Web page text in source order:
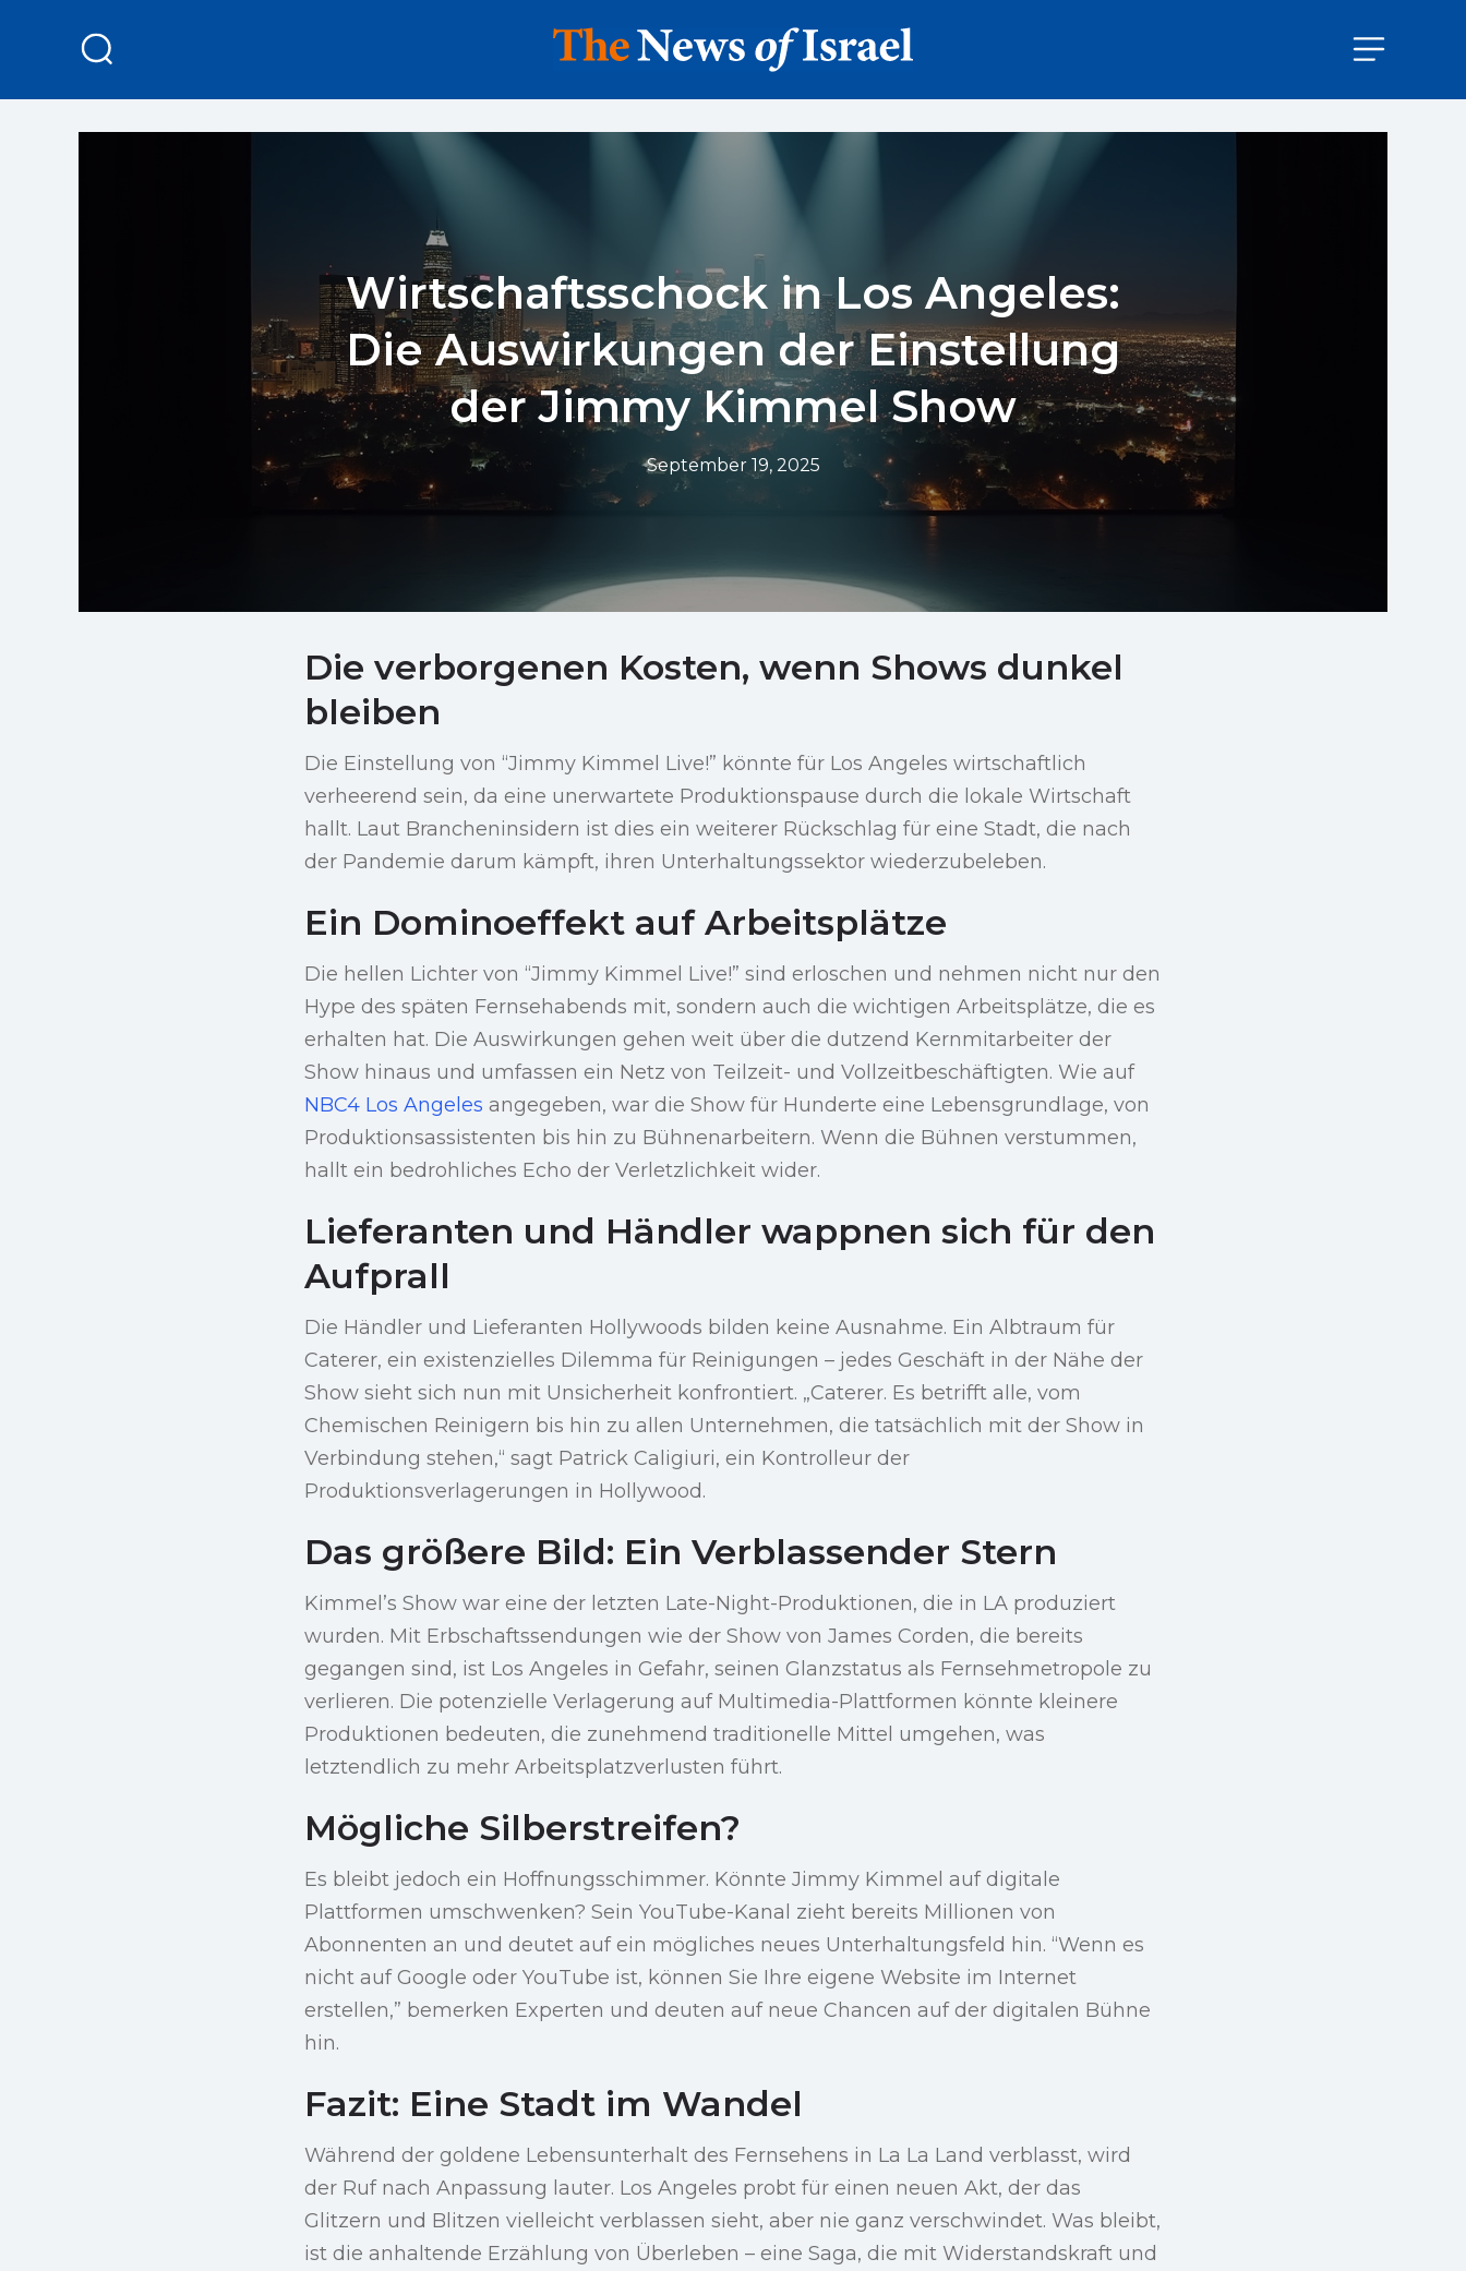
Wirtschaftsschock in Los Angeles:
Die Auswirkungen der Einstellung
der Jimmy Kimmel Show
September 19, 2025
Die verborgenen Kosten, wenn Shows dunkel
bleiben
Die Einstellung von “Jimmy Kimmel Live!” könnte für Los Angeles wirtschaftlich
verheerend sein, da eine unerwartete Produktionspause durch die lokale Wirtschaft
hallt. Laut Brancheninsidern ist dies ein weiterer Rückschlag für eine Stadt, die nach
der Pandemie darum kämpft, ihren Unterhaltungssektor wiederzubeleben.
Ein Dominoeffekt auf Arbeitsplätze
Die hellen Lichter von “Jimmy Kimmel Live!” sind erloschen und nehmen nicht nur den
Hype des späten Fernsehabends mit, sondern auch die wichtigen Arbeitsplätze, die es
erhalten hat. Die Auswirkungen gehen weit über die dutzend Kernmitarbeiter der
Show hinaus und umfassen ein Netz von Teilzeit- und Vollzeitbeschäftigten. Wie auf
NBC4 Los Angeles angegeben, war die Show für Hunderte eine Lebensgrundlage, von
Produktionsassistenten bis hin zu Bühnenarbeitern. Wenn die Bühnen verstummen,
hallt ein bedrohliches Echo der Verletzlichkeit wider.
Lieferanten und Händler wappnen sich für den
Aufprall
Die Händler und Lieferanten Hollywoods bilden keine Ausnahme. Ein Albtraum für
Caterer, ein existenzielles Dilemma für Reinigungen – jedes Geschäft in der Nähe der
Show sieht sich nun mit Unsicherheit konfrontiert. „Caterer. Es betrifft alle, vom
Chemischen Reinigern bis hin zu allen Unternehmen, die tatsächlich mit der Show in
Verbindung stehen,“ sagt Patrick Caligiuri, ein Kontrolleur der
Produktionsverlagerungen in Hollywood.
Das größere Bild: Ein Verblassender Stern
Kimmel’s Show war eine der letzten Late-Night-Produktionen, die in LA produziert
wurden. Mit Erbschaftssendungen wie der Show von James Corden, die bereits
gegangen sind, ist Los Angeles in Gefahr, seinen Glanzstatus als Fernsehmetropole zu
verlieren. Die potenzielle Verlagerung auf Multimedia-Plattformen könnte kleinere
Produktionen bedeuten, die zunehmend traditionelle Mittel umgehen, was
letztendlich zu mehr Arbeitsplatzverlusten führt.
Mögliche Silberstreifen?
Es bleibt jedoch ein Hoffnungsschimmer. Könnte Jimmy Kimmel auf digitale
Plattformen umschwenken? Sein YouTube-Kanal zieht bereits Millionen von
Abonnenten an und deutet auf ein mögliches neues Unterhaltungsfeld hin. “Wenn es
nicht auf Google oder YouTube ist, können Sie Ihre eigene Website im Internet
erstellen,” bemerken Experten und deuten auf neue Chancen auf der digitalen Bühne
hin.
Fazit: Eine Stadt im Wandel
Während der goldene Lebensunterhalt des Fernsehens in La La Land verblasst, wird
der Ruf nach Anpassung lauter. Los Angeles probt für einen neuen Akt, der das
Glitzern und Blitzen vielleicht verblassen sieht, aber nie ganz verschwindet. Was bleibt,
ist die anhaltende Erzählung von Überleben – eine Saga, die mit Widerstandskraft und